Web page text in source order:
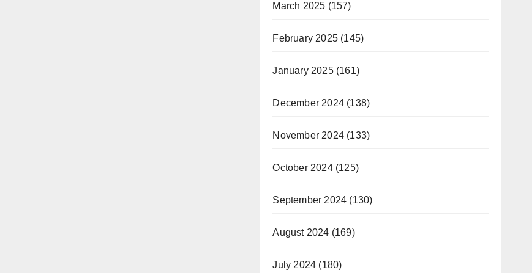
March 2025 (157)
February 2025(145)
January 2025(161)
December 2024(138)
November 2024(133)
October 2024(125)
September 2024 (130)
August 2024 (169)
July 2024 (180)